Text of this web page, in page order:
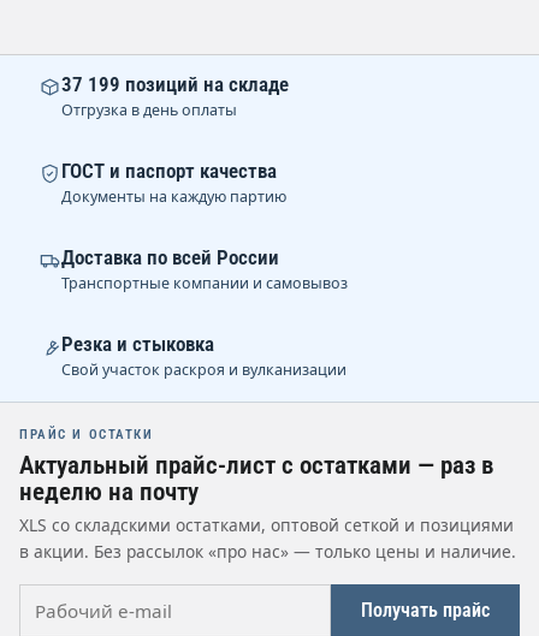
37 199 позиций на складе
Отгрузка в день оплаты
ГОСТ и паспорт качества
Документы на каждую партию
Доставка по всей России
Транспортные компании и самовывоз
Резка и стыковка
Свой участок раскроя и вулканизации
ПРАЙС И ОСТАТКИ
Актуальный прайс-лист с остатками — раз в
неделю на почту
XLS со складскими остатками, оптовой сеткой и позициями
в акции. Без рассылок «про нас» — только цены и наличие.
Получать прайс